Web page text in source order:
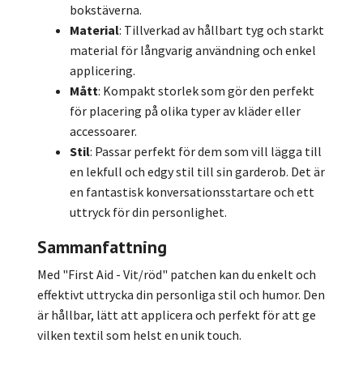
bokstäverna.
Material: Tillverkad av hållbart tyg och starkt
material för långvarig användning och enkel
applicering.
Mått: Kompakt storlek som gör den perfekt
för placering på olika typer av kläder eller
accessoarer.
Stil: Passar perfekt för dem som vill lägga till
en lekfull och edgy stil till sin garderob. Det är
en fantastisk konversationsstartare och ett
uttryck för din personlighet.
Sammanfattning
Med "First Aid - Vit/röd" patchen kan du enkelt och
effektivt uttrycka din personliga stil och humor. Den
är hållbar, lätt att applicera och perfekt för att ge
vilken textil som helst en unik touch.